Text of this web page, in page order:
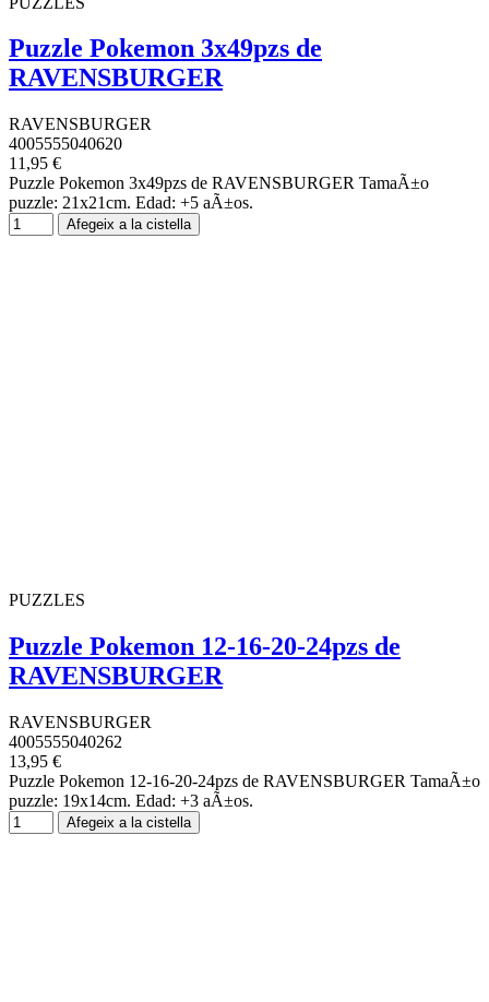
Puzzle Pokemon 3x49pzs de
RAVENSBURGER
RAVENSBURGER
4005555040620
11,95 €
Puzzle Pokemon 3x49pzs de RAVENSBURGER TamaÃ±o
puzzle: 21x21cm. Edad: +5 aÃ±os.
Afegeix a la cistella
PUZZLES
Puzzle Pokemon 12-16-20-24pzs de
RAVENSBURGER
RAVENSBURGER
4005555040262
13,95 €
Puzzle Pokemon 12-16-20-24pzs de RAVENSBURGER TamaÃ±o
puzzle: 19x14cm. Edad: +3 aÃ±os.
Afegeix a la cistella